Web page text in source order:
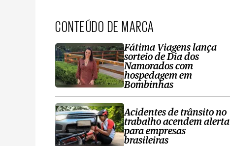
CONTEÚDO DE MARCA
Fátima Viagens lança
sorteio de Dia dos
Namorados com
hospedagem em
Bombinhas
Acidentes de trânsito no
trabalho acendem alerta
para empresas
brasileiras